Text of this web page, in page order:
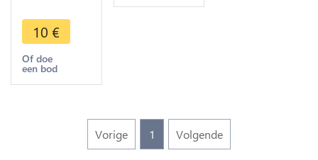
1983 UNC -
>Make
offer
10 €
Of doe
een bod
Vorige 1 Volgende